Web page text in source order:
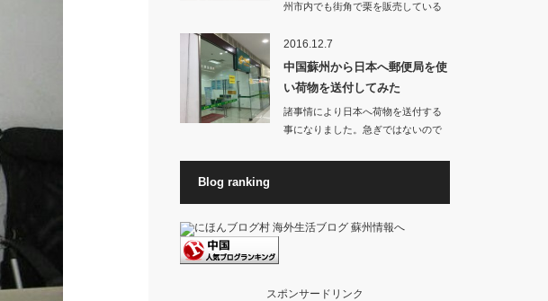
州市内でも街角で栗を販売している
2016.12.7
中国蘇州から日本へ郵便局を使
い荷物を送付してみた
諸事情により日本へ荷物を送付する
事になりました。急ぎではないので
Blog ranking
スポンサードリンク